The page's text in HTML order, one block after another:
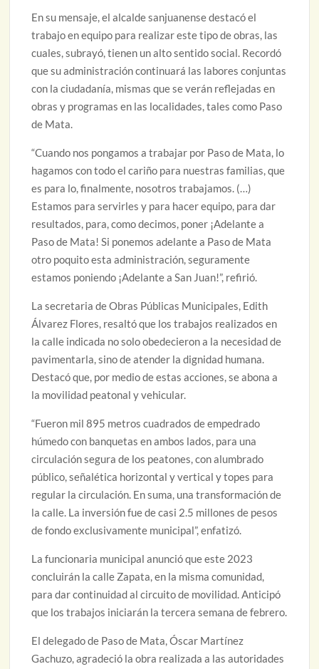
En su mensaje, el alcalde sanjuanense destacó el
trabajo en equipo para realizar este tipo de obras, las
cuales, subrayó, tienen un alto sentido social. Recordó
que su administración continuará las labores conjuntas
con la ciudadanía, mismas que se verán reflejadas en
obras y programas en las localidades, tales como Paso
de Mata.
“Cuando nos pongamos a trabajar por Paso de Mata, lo
hagamos con todo el cariño para nuestras familias, que
es para lo, finalmente, nosotros trabajamos. (…)
Estamos para servirles y para hacer equipo, para dar
resultados, para, como decimos, poner ¡Adelante a
Paso de Mata! Si ponemos adelante a Paso de Mata
otro poquito esta administración, seguramente
estamos poniendo ¡Adelante a San Juan!”, refirió.
La secretaria de Obras Públicas Municipales, Edith
Álvarez Flores, resaltó que los trabajos realizados en
la calle indicada no solo obedecieron a la necesidad de
pavimentarla, sino de atender la dignidad humana.
Destacó que, por medio de estas acciones, se abona a
la movilidad peatonal y vehicular.
“Fueron mil 895 metros cuadrados de empedrado
húmedo con banquetas en ambos lados, para una
circulación segura de los peatones, con alumbrado
público, señalética horizontal y vertical y topes para
regular la circulación. En suma, una transformación de
la calle. La inversión fue de casi 2.5 millones de pesos
de fondo exclusivamente municipal”, enfatizó.
La funcionaria municipal anunció que este 2023
concluirán la calle Zapata, en la misma comunidad,
para dar continuidad al circuito de movilidad. Anticipó
que los trabajos iniciarán la tercera semana de febrero.
El delegado de Paso de Mata, Óscar Martínez
Gachuzo, agradeció la obra realizada a las autoridades